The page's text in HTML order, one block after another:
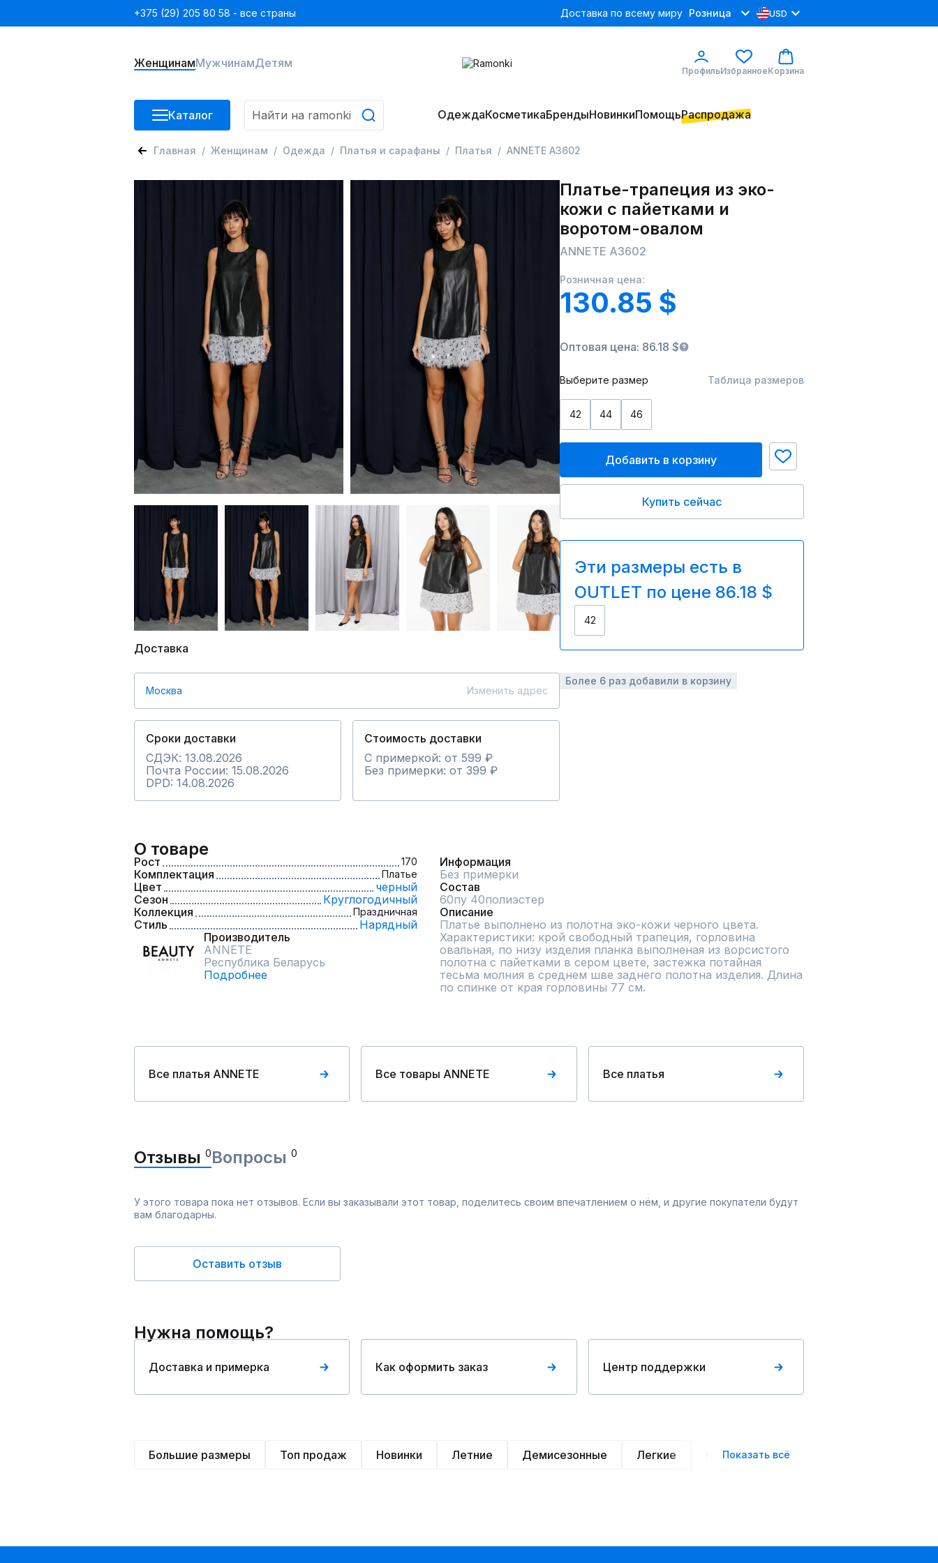
+375 (29) 205 80 58 - все страны Доставка по всему миру Розница USD
ЖенщинамМужчинамДетям
ПрофильИзбранноеКорзина
Каталог ОдеждаКосметикаБрендыНовинкиПомощьРаспродажа
Главная Женщинам Одежда Платья и сарафаны Платья ANNETE A3602
Доставка
Москва Изменить адрес
Сроки доставки
СДЭК: 13.08.2026
Почта России: 15.08.2026
DPD: 14.08.2026
Стоимость доставки
С примеркой: от 599 ₽
Без примерки: от 399 ₽
Платье-трапеция из эко-
кожи с пайетками и
воротом-овалом
ANNETE A3602
Розничная цена:
130.85 $
Оптовая цена: 86.18 $
Выберите размер Таблица размеров
42 44 46
Добавить в корзину
Купить сейчас
Эти размеры есть в
OUTLET по цене 86.18 $
42
Более 6 раз добавили в корзину
О товаре
Рост 170
Комплектация Платье
Цвет
черный
Сезон
Круглогодичный
Коллекция
Праздничная
Стиль
Нарядный
Производитель
ANNETE
Республика Беларусь
Подробнее
Информация
Без примерки
Состав
60пу 40полиэстер
Описание
Платье выполнено из полотна эко-кожи черного цвета.
Характеристики: крой свободный трапеция, горловина
овальная, по низу изделия планка выполненая из ворсистого
полотна с пайетками в сером цвете, застежка потайная
тесьма молния в среднем шве заднего полотна изделия. Длина
по спинке от края горловины 77 см.
Все платья ANNETE Все товары ANNETE Все платья
Отзывы 0Вопросы 0
У этого товара пока нет отзывов. Если вы заказывали этот товар, поделитесь своим впечатлением о нём, и другие покупатели будут
вам благодарны.
Оставить отзыв
Нужна помощь?
Доставка и примерка Как оформить заказ Центр поддержки
Большие размеры Топ продаж Новинки Летние Демисезонные Легкие Нарядные
Показать всё